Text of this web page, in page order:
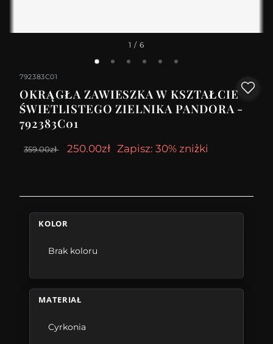
1 / 6
792383C01
OKRĄGŁA ZAWIESZKA W KSZTAŁCIE
ŚWIETLISTEGO ZIELNIKA PANDORA -
792383C01
359.00zł 250.00zł Zapisz: 30% zniżki
KOLOR
Brak koloru
MATERIAŁ
Cyrkonia